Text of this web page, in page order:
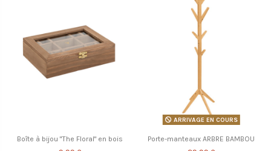
Boîte à bijou "The Floral" en bois
ARRIVAGE EN COURS
Porte-manteaux ARBRE BAMBOU